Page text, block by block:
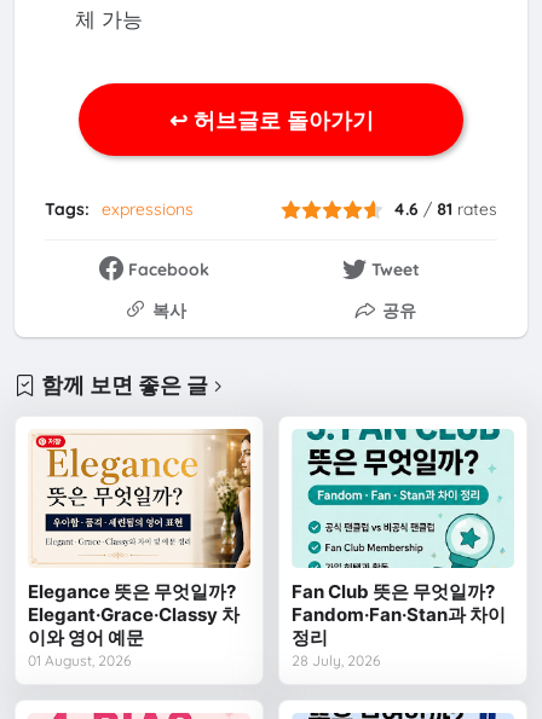
체 가능
↩ 허브글로 돌아가기
Tags: expressions 4.6 / 81 rates
Facebook
Tweet
복사
공유
함께 보면 좋은 글
Elegance 뜻은 무엇일까?
Elegant·Grace·Classy 차
이와 영어 예문
01 August, 2026
Fan Club 뜻은 무엇일까?
Fandom·Fan·Stan과 차이
정리
28 July, 2026